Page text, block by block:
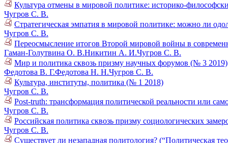
Культура отмены в мировой политике: историко-
Чугров С. В.
Стратегическая эмпатия в мировой политике: можно ли
Чугров С. В.
Переосмысление итогов Второй мировой войны в
Гаман-Голутвина О. В.Никитин А. И.Чугров С. В.
Мир и политика сквозь призму научных форумов (№ 3 2019)
Федотова В. Г.Федотова Н. Н.Чугров С. В.
Культура, институты, политика (№ 1 2018)
Чугров С. В.
Post-truth: трансформация политической реальности или
Чугров С. В.
Российская политика сквозь призму социологических
Чугров С. В.
Существует ли незападная политология? (“Политическая